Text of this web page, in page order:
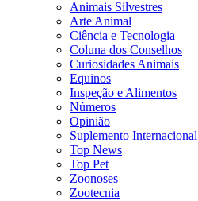
Animais Silvestres
Arte Animal
Ciência e Tecnologia
Coluna dos Conselhos
Curiosidades Animais
Equinos
Inspeção e Alimentos
Números
Opinião
Suplemento Internacional
Top News
Top Pet
Zoonoses
Zootecnia